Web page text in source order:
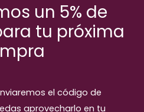
un 5% de
tu próxima
el código de
aprovecharlo en tu